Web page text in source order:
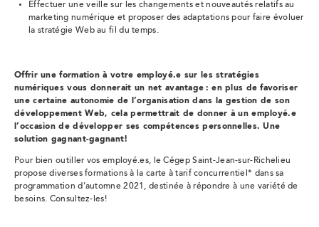
Effectuer une veille sur les changements et nouveautés relatifs au
marketing numérique et proposer des adaptations pour faire évoluer
la stratégie Web au fil du temps.
Offrir une formation à votre employé.e sur les stratégies
numériques vous donnerait un net avantage : en plus de favoriser
une certaine autonomie de l’organisation dans la gestion de son
développement Web, cela permettrait de donner à un employé.e
l’occasion de développer ses compétences personnelles. Une
solution gagnant-gagnant!
Pour bien outiller vos employé.es, le Cégep Saint-Jean-sur-Richelieu
propose diverses formations à la carte à tarif concurrentiel * dans sa
programmation d’automne 2021, destinée à répondre à une variété de
besoins. Consultez-les!